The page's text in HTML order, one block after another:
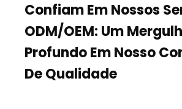
Confiam Em Nossos
ODM/OEM: Um
Profundo Em Nosso
De Qualidade